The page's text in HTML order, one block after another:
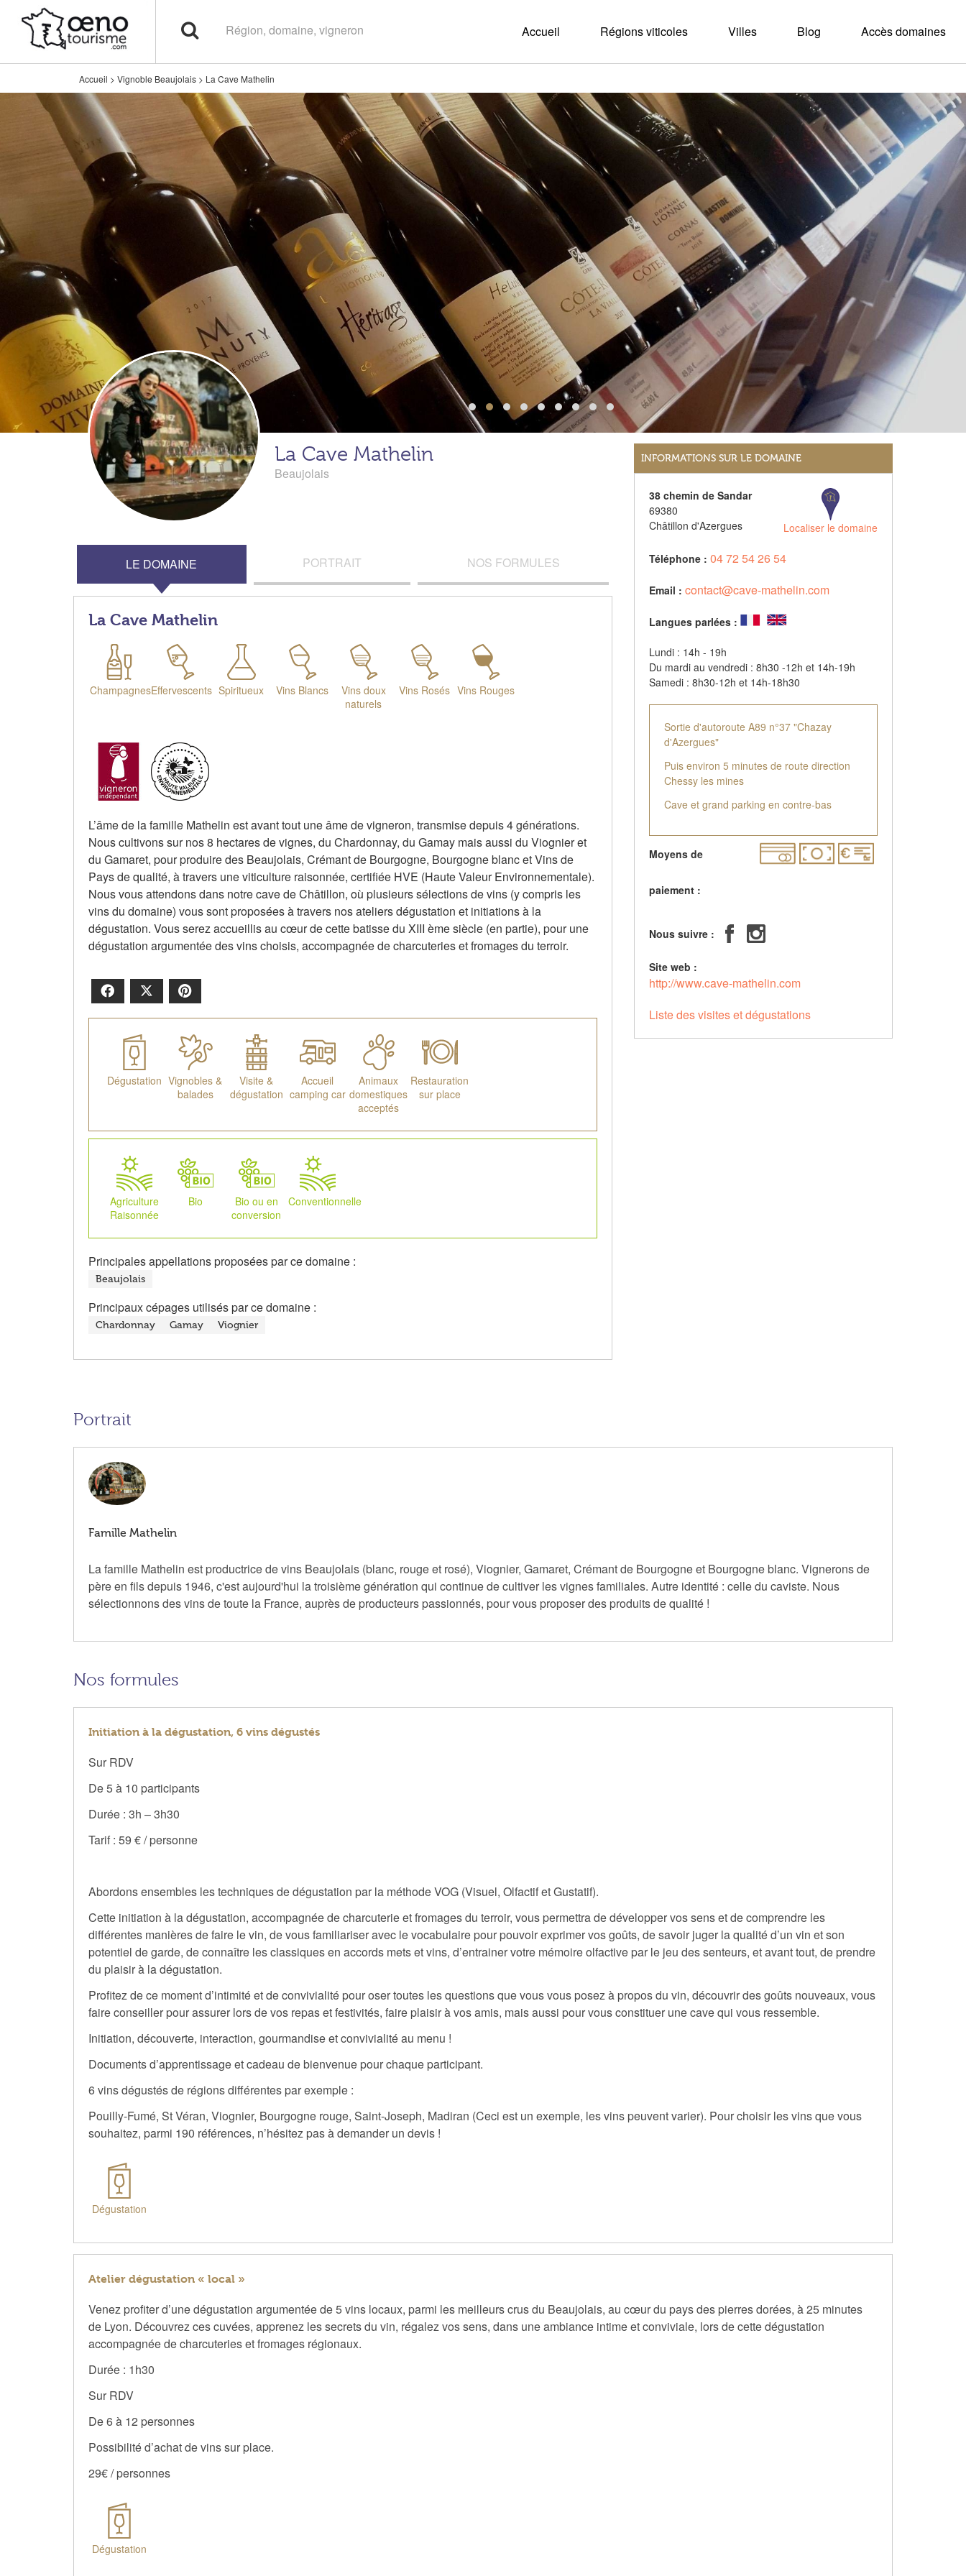
Accueil Régions viticoles Villes Blog Accès domaines
Accueil > Vignoble Beaujolais > La Cave Mathelin
La Cave Mathelin
Beaujolais
LE DOMAINE PORTRAIT NOS FORMULES
La Cave Mathelin
ChampagnesEffervescents Spiritueux Vins Blancs
Vins doux
naturels
Vins Rosés Vins Rouges
L’âme de la famille Mathelin est avant tout une âme de vigneron, transmise depuis 4 générations.
Nous cultivons sur nos 8 hectares de vignes, du Chardonnay, du Gamay mais aussi du Viognier et
du Gamaret, pour produire des Beaujolais, Crémant de Bourgogne, Bourgogne blanc et Vins de
Pays de qualité, à travers une viticulture raisonnée, certifiée HVE (Haute Valeur Environnementale).
Nous vous attendons dans notre cave de Châtillon, où plusieurs sélections de vins (y compris les
vins du domaine) vous sont proposées à travers nos ateliers dégustation et initiations à la
dégustation. Vous serez accueillis au cœur de cette batisse du XIII ème siècle (en partie), pour une
dégustation argumentée des vins choisis, accompagnée de charcuteries et fromages du terroir.
Facebook
Dégustation Vignobles &
balades
Visite &
dégustation
Accueil
camping car
Animaux
domestiques
acceptés
Restauration
sur place
Agriculture
Raisonnée
Bio
Bio ou en
conversion
Conventionnelle
Principales appellations proposées par ce domaine :
Beaujolais
Principaux cépages utilisés par ce domaine :
Chardonnay Gamay Viognier
INFORMATIONS SUR LE DOMAINE
38 chemin de Sandar
69380
Châtillon d'Azergues
Localiser le domaine
Téléphone : 04 72 54 26 54
Email : contact@cave-mathelin.com
Langues parlées :
Lundi : 14h - 19h
Du mardi au vendredi : 8h30 -12h et 14h-19h
Samedi : 8h30-12h et 14h-18h30
Sortie d'autoroute A89 n°37 "Chazay
d'Azergues"
Puis environ 5 minutes de route direction
Chessy les mines
Cave et grand parking en contre-bas
Moyens de
paiement :
Nous suivre :
Site web :
http://www.cave-mathelin.com
Liste des visites et dégustations
Portrait
Famille Mathelin
La famille Mathelin est productrice de vins Beaujolais (blanc, rouge et rosé), Viognier, Gamaret, Crémant de Bourgogne et Bourgogne blanc. Vignerons de
père en fils depuis 1946, c'est aujourd'hui la troisième génération qui continue de cultiver les vignes familiales. Autre identité : celle du caviste. Nous
sélectionnons des vins de toute la France, auprès de producteurs passionnés, pour vous proposer des produits de qualité !
Nos formules
Initiation à la dégustation, 6 vins dégustés
Sur RDV
De 5 à 10 participants
Durée : 3h – 3h30
Tarif : 59 € / personne
Abordons ensembles les techniques de dégustation par la méthode VOG (Visuel, Olfactif et Gustatif).
Cette initiation à la dégustation, accompagnée de charcuterie et fromages du terroir, vous permettra de développer vos sens et de comprendre les
différentes manières de faire le vin, de vous familiariser avec le vocabulaire pour pouvoir exprimer vos goûts, de savoir juger la qualité d’un vin et son
potentiel de garde, de connaître les classiques en accords mets et vins, d’entrainer votre mémoire olfactive par le jeu des senteurs, et avant tout, de prendre
du plaisir à la dégustation.
Profitez de ce moment d’intimité et de convivialité pour oser toutes les questions que vous vous posez à propos du vin, découvrir des goûts nouveaux, vous
faire conseiller pour assurer lors de vos repas et festivités, faire plaisir à vos amis, mais aussi pour vous constituer une cave qui vous ressemble.
Initiation, découverte, interaction, gourmandise et convivialité au menu !
Documents d’apprentissage et cadeau de bienvenue pour chaque participant.
6 vins dégustés de régions différentes par exemple :
Pouilly-Fumé, St Véran, Viognier, Bourgogne rouge, Saint-Joseph, Madiran (Ceci est un exemple, les vins peuvent varier). Pour choisir les vins que vous
souhaitez, parmi 190 références, n’hésitez pas à demander un devis !
Dégustation
Atelier dégustation « local »
Venez profiter d’une dégustation argumentée de 5 vins locaux, parmi les meilleurs crus du Beaujolais, au cœur du pays des pierres dorées, à 25 minutes
de Lyon. Découvrez ces cuvées, apprenez les secrets du vin, régalez vos sens, dans une ambiance intime et conviviale, lors de cette dégustation
accompagnée de charcuteries et fromages régionaux.
Durée : 1h30
Sur RDV
De 6 à 12 personnes
Possibilité d’achat de vins sur place.
29€ / personnes
Dégustation